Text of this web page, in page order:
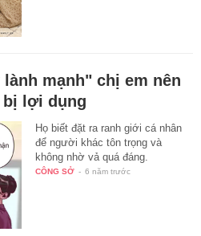
mạnh" chị em nên
bị lợi dụng
Họ biết đặt ra ranh giới cá nhân
để người khác tôn trọng và
không nhờ vả quá đáng.
CÔNG SỞ - 6 năm trước